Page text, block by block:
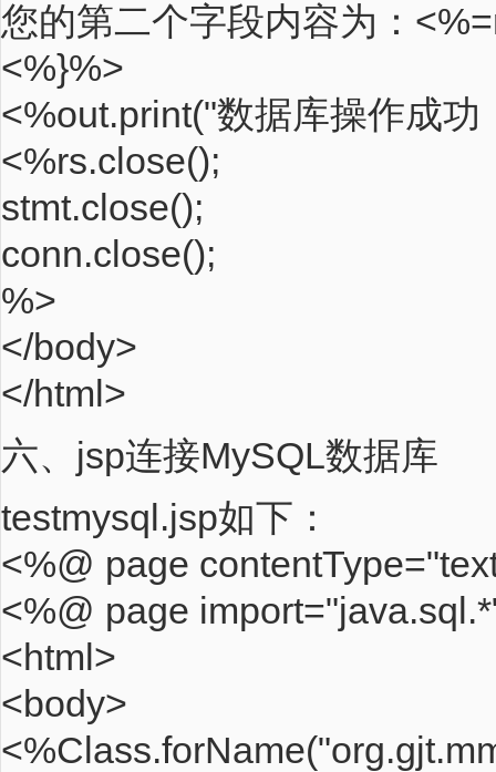
您的第二个字段内容为：
<%}%>
<%out.print("数据库操作成功
<%rs.close();
stmt.close();
conn.close();
%>
</body>
</html>
六、jsp连接MySQL数据库
testmysql.jsp如下：
<%@ page
<%@ page
<html>
<body>